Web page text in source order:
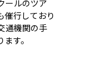
ールのツア
催行しており
通機関の手
す。